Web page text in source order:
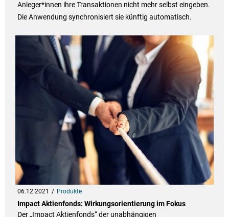
Anleger*innen ihre Transaktionen nicht mehr selbst eingeben.
Die Anwendung synchronisiert sie künftig automatisch.
06.12.2021 Produkte
Impact Aktienfonds: Wirkungsorientierung im Fokus
Der „Impact Aktienfonds“ der unabhängigen